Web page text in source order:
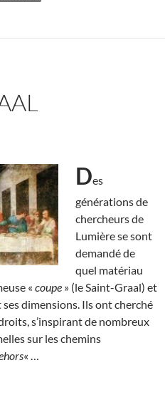
Des
générations de
chercheurs de
Lumière se sont
demandé de
quel matériau
« coupe » (le Saint-Graal) et
dimensions. Ils ont cherché
s’inspirant de nombreux
sur les chemins
« …